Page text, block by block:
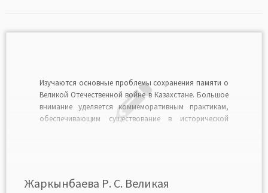
Изучаются основные проблемы сохранения памяти о
Великой Отечественной войне в Казахстане. Большое
внимание уделяется коммеморативным практикам,
обеспечивающим существование в исторической
вооруженной защите своей Родины в годы Великой
[…]
Жаркынбаева Р. С. Великая